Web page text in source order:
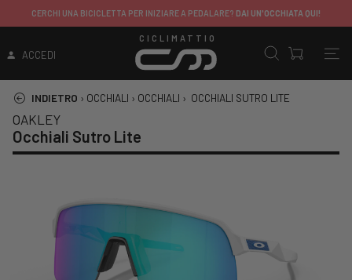
CERCHI UNA BICICLETTA PER INIZIARE A PEDALARE? DAI UN'OCCHIATA QUI!
ACCEDI
CICLIMATTIO
INDIETRO › OCCHIALI › OCCHIALI › OCCHIALI SUTRO LITE
OAKLEY
Occhiali Sutro Lite